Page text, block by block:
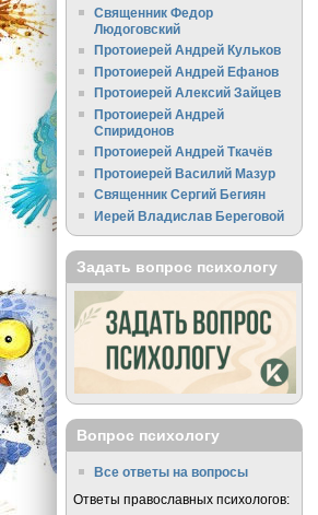
Священник Федор
Людоговский
Протоиерей Андрей Кульков
Протоиерей Андрей Ефанов
Протоиерей Алексий Зайцев
Протоиерей Андрей
Спиридонов
Протоиерей Андрей Ткачёв
Протоиерей Василий Мазур
Священник Сергий Бегиян
Иерей Владислав Береговой
Задать вопрос психологу
Вопрос психологу
Все ответы на вопросы
Ответы православных психологов: